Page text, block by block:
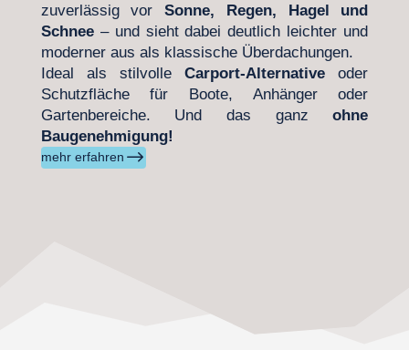
zuverlässig vorSonne, Regen, Hagel und
Schnee– und sieht dabei deutlich leichter und
moderner aus als klassische Überdachungen.
Ideal als stilvolleCarport-Alternative oder
Schutzfläche für Boote, Anhänger oder
Gartenbereiche. Und das ganzohne
Baugenehmigung!
mehr erfahren $